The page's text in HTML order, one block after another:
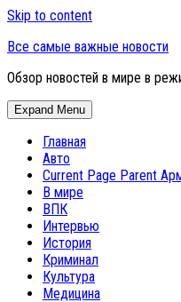
Skip to content
Все самые важные новости
Обзор новостей в мире в
Expand Menu
Главная
Авто
Current Page Parent
В мире
ВПК
Интервью
История
Криминал
Культура
Медицина